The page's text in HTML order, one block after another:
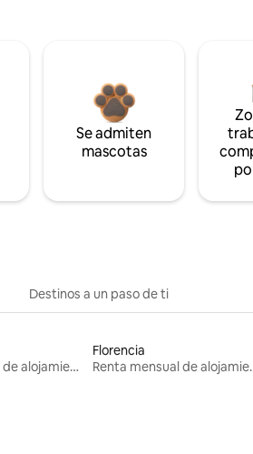
Se admiten
mascotas
Destinos a un paso de ti
Renta mensual de alojamientos
Florencia
Renta